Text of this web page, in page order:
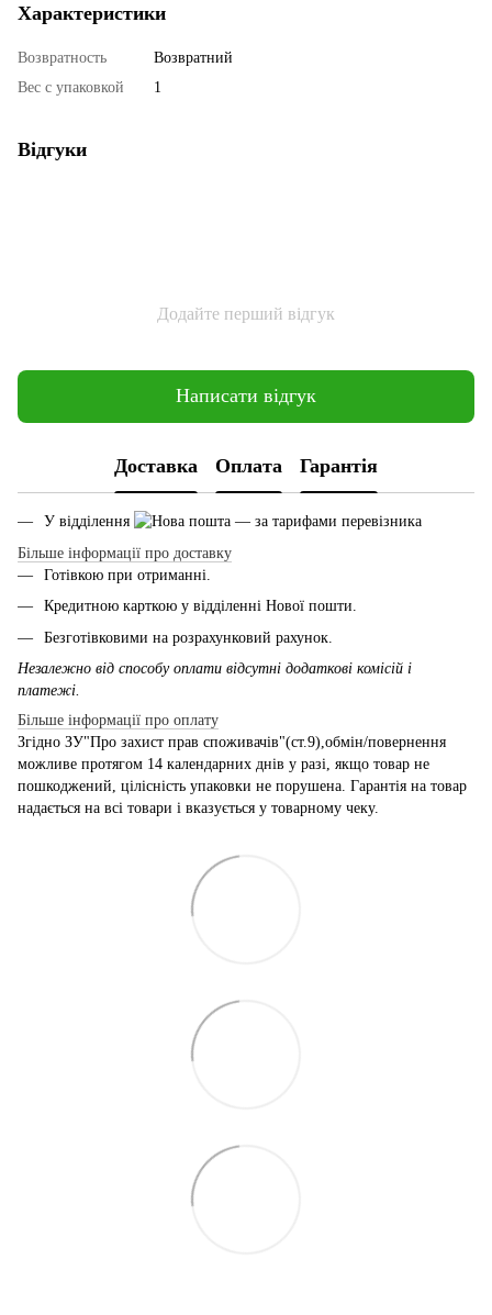
Характеристики
Возвратность
Возвратний
Вес с упаковкой
1
Відгуки
Додайте перший відгук
Написати відгук
Доставка Оплата Гарантія
У відділення
— за тарифами перевізника
Більше інформації про доставку
Готівкою при отриманні.
Кредитною карткою у відділенні Нової пошти.
Безготівковими на розрахунковий рахунок.
Незалежно від способу оплати відсутні додаткові комісій і
платежі.
Більше інформації про оплату
Згідно ЗУ"Про захист прав споживачів"(ст.9),обмін/повернення
можливе протягом 14 календарних днів у разі, якщо товар не
пошкоджений, цілісність упаковки не порушена. Гарантія на товар
надається на всі товари і вказується у товарному чеку.